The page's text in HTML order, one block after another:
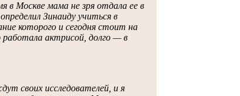
Москве мама не зря отдала ее в
Зинаиду учиться в
которого и сегодня стоит на
работала актрисой, долго — в
своих исследователей, и я